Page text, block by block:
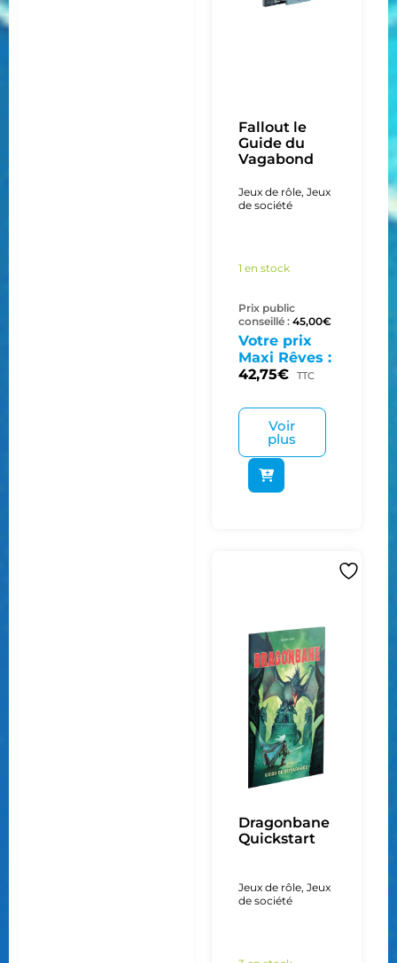
Fallout le
Guide du
Vagabond
Jeux de rôle, Jeux
de société
1 en stock
Prix public
conseillé : 45,00€
Votre prix
Maxi Rêves :
42,75€ TTC
Voir
plus
Dragonbane
Quickstart
Jeux de rôle, Jeux
de société